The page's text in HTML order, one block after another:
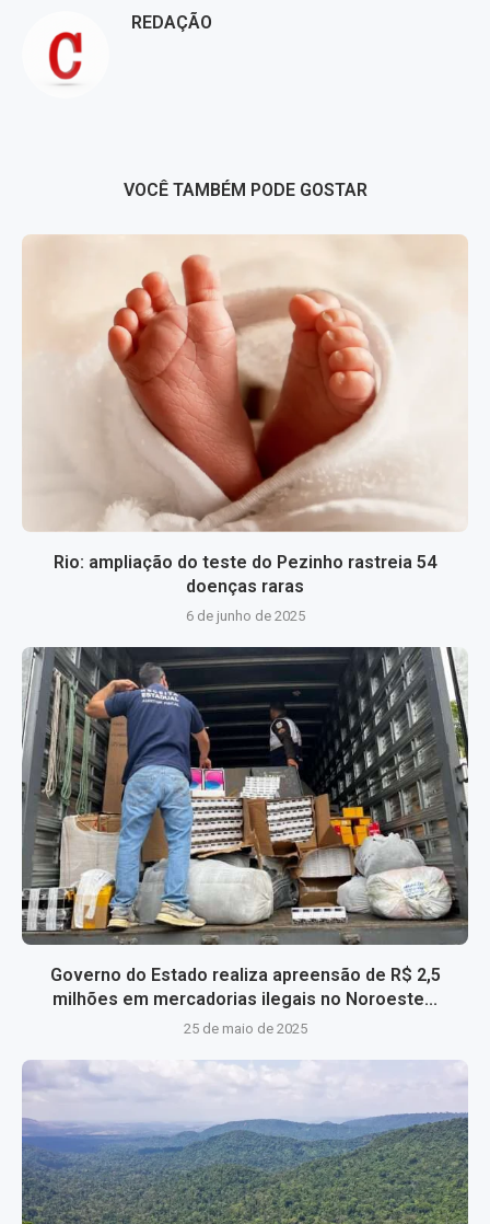
REDAÇÃO
VOCÊ TAMBÉM PODE GOSTAR
Rio: ampliação do teste do Pezinho rastreia 54
doenças raras
6 de junho de 2025
Governo do Estado realiza apreensão de R$ 2,5
milhões em mercadorias ilegais no Noroeste...
25 de maio de 2025